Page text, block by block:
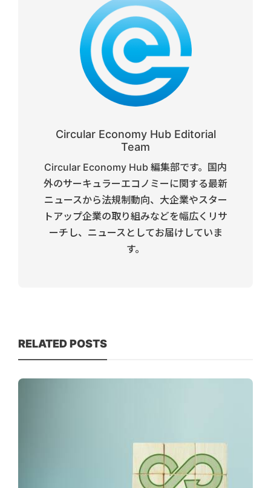
Circular Economy Hub Editorial
Team
Circular Economy Hub 編集部です。国内
外のサーキュラーエコノミーに関する最新
ニュースから法規制動向、大企業やスター
トアップ企業の取り組みなどを幅広くリサ
ーチし、ニュースとしてお届けしていま
す。
RELATED POSTS